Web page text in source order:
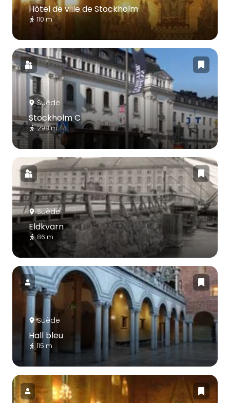
Hôtel de ville de Stockholm
110 m
Suède
Stockholm C
298 m
Suède
Eldkvarn
86 m
Suède
Hall bleu
115 m